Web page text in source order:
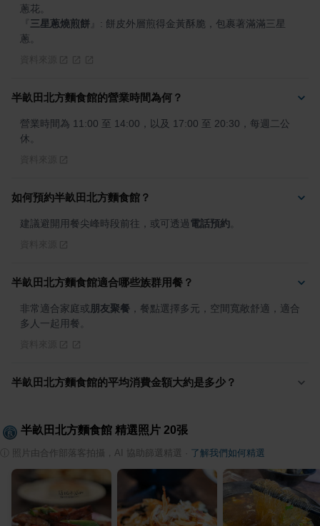
三星蔥燒煎餅
: 餅皮外層煎得金黃酥脆，包裹著滿滿三星
蔥。
半畝田北方麵食館的營業時間為何？
營業時間為 11:00 至 14:00，以及 17:00 至 20:30，每週二公
休。
如何預約半畝田北方麵食館？
建議避開用餐尖峰時段前往，或可透過電話預約
半畝田北方麵食館適合哪些族群用餐？
非常適合家庭或 朋友聚餐 ，餐點選擇多元，空間寬敞舒適，適合
多人一起用餐。
半畝田北方麵食館的平均消費金額大約是多少？
半畝田北方麵食館 精選照片 20張
照片由合作部落客拍攝，AI 協助篩選精選 了解我們如何精選